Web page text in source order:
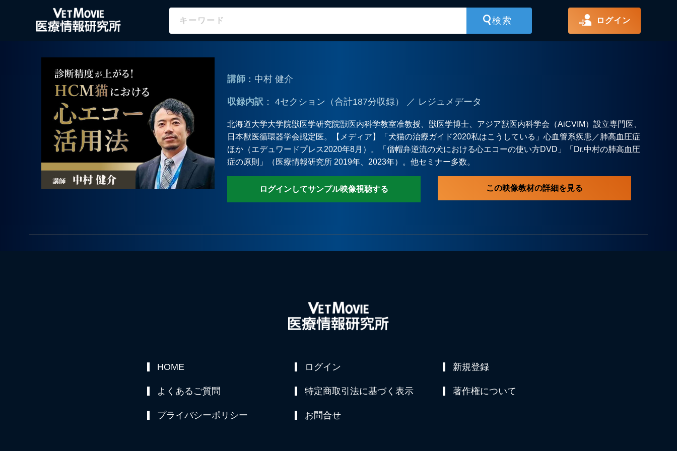
ログイン
講師：中村 健介
収録内訳 ： 4セクション（合計187分収録） ／ レジュメデータ
北海道大学大学院獣医学研究院獣医内科学教室准教授、獣医学博士、アジア獣医内科学会（AiCVIM）設立専門医、
日本獣医循環器学会認定医。【メディア】「犬猫の治療ガイド2020私はこうしている」心血管系疾患／肺高血圧症
ほか（エデュワードプレス2020年8月）。「僧帽弁逆流の犬における心エコーの使い方DVD」「Dr.中村の肺高血圧
症の原則」（医療情報研究所 2019年、2023年）。他セミナー多数。
ログインしてサンプル映像視聴する この映像教材の詳細を見る
HOME ログイン 新規登録
よくあるご質問 特定商取引法に基づく表示 著作権について
プライバシーポリシー お問合せ